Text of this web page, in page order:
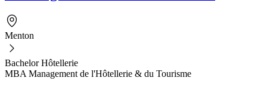
Menton
Bachelor Hôtellerie
MBA Management de l'Hôtellerie & du Tourisme